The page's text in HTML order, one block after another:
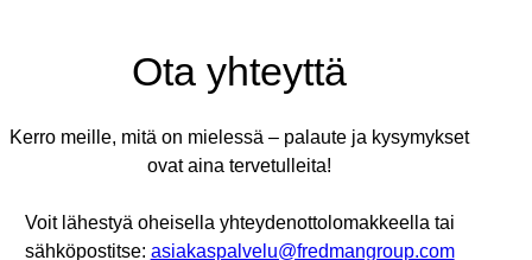
Ota yhteyttä
Kerro meille, mitä on mielessä – palaute ja kysymykset
ovat aina tervetulleita!
Voit lähestyä oheisella yhteydenottolomakkeella tai
sähköpostitse: asiakaspalvelu@fredmangroup.com